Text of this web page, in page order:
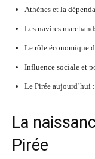
Athènes et la
Les navires
Le rôle économique
Influence sociale et
Le Pirée aujourd’hui
La
Pirée